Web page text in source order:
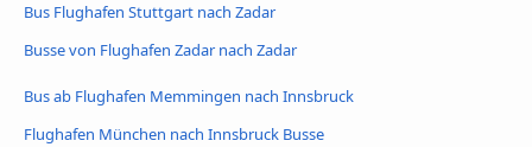
Bus Flughafen Stuttgart nach Zadar
Busse von Flughafen Zadar nach Zadar
Bus ab Flughafen Memmingen nach Innsbruck
Flughafen München nach Innsbruck Busse